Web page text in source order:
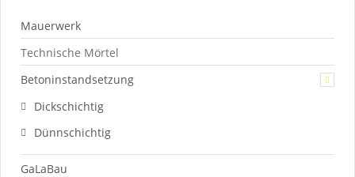
Mauerwerk
Technische Mörtel
Betoninstandsetzung
Dickschichtig
Dünnschichtig
GaLaBau